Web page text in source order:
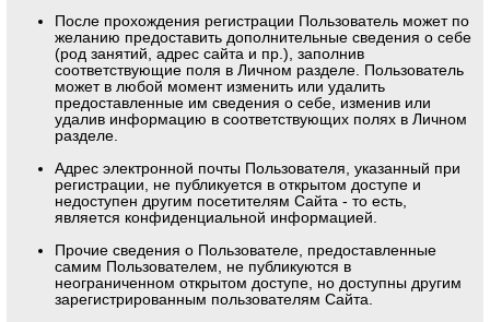
После прохождения регистрации Пользователь может по
желанию предоставить дополнительные сведения о себе
(род занятий, адрес сайта и пр.), заполнив
соответствующие поля в Личном разделе. Пользователь
может в любой момент изменить или удалить
предоставленные им сведения о себе, изменив или
удалив информацию в соответствующих полях в Личном
разделе.
Адрес электронной почты Пользователя, указанный при
регистрации, не публикуется в открытом доступе и
недоступен другим посетителям Сайта - то есть,
является конфиденциальной информацией.
Прочие сведения о Пользователе, предоставленные
самим Пользователем, не публикуются в
неограниченном открытом доступе, но доступны другим
зарегистрированным пользователям Сайта.